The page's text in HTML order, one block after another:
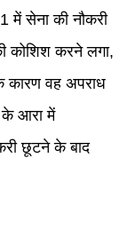
में सेना की नौकरी
कोशिश करने लगा,
कारण वह अपराध
के आरा में
छूटने के बाद